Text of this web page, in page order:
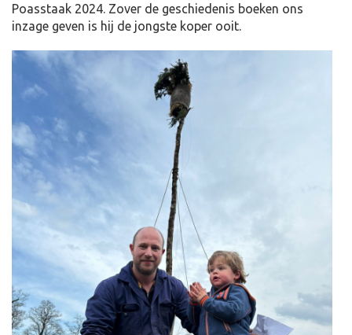
Poasstaak 2024. Zover de geschiedenis boeken ons
inzage geven is hij de jongste koper ooit.